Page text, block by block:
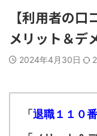
【利用者の口
メリット＆デ
2024年4月30日
「 退職１１０番